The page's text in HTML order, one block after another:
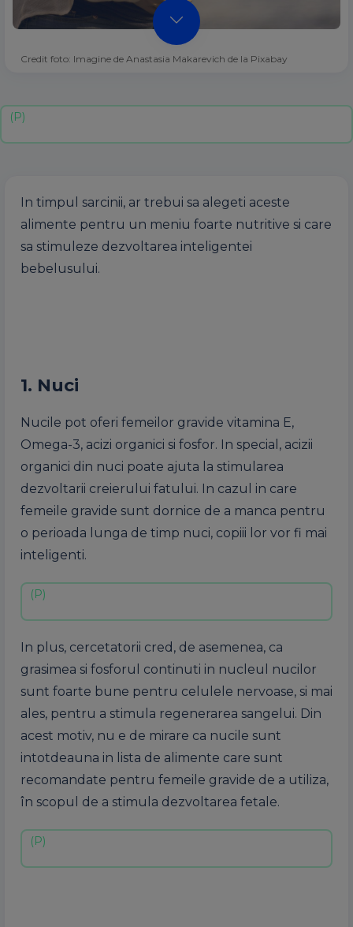
Credit foto: Imagine de Anastasia Makarevich de la Pixabay
In timpul sarcinii, ar trebui sa alegeti aceste
alimente pentru un meniu foarte nutritive si care
sa stimuleze dezvoltarea inteligentei
bebelusului.
1. Nuci
Nucile pot oferi femeilor gravide vitamina E,
Omega-3, acizi organici si fosfor. In special, acizii
organici din nuci poate ajuta la stimularea
dezvoltarii creierului fatului. In cazul in care
femeile gravide sunt dornice de a manca pentru
o perioada lunga de timp nuci, copiii lor vor fi mai
inteligenti.
In plus, cercetatorii cred, de asemenea, ca
grasimea si fosforul continuti in nucleul nucilor
sunt foarte bune pentru celulele nervoase, si mai
ales, pentru a stimula regenerarea sangelui. Din
acest motiv, nu e de mirare ca nucile sunt
intotdeauna in lista de alimente care sunt
recomandate pentru femeile gravide de a utiliza,
în scopul de a stimula dezvoltarea fetale.